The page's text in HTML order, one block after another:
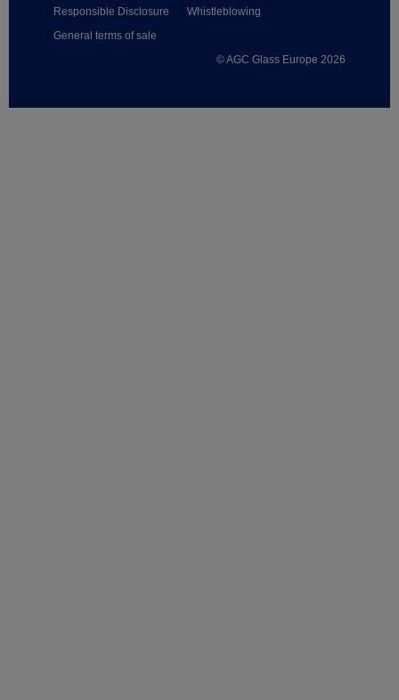
© AGC Glass Europe 2026
Responsible Disclosure
Whistleblowing
General terms of sale